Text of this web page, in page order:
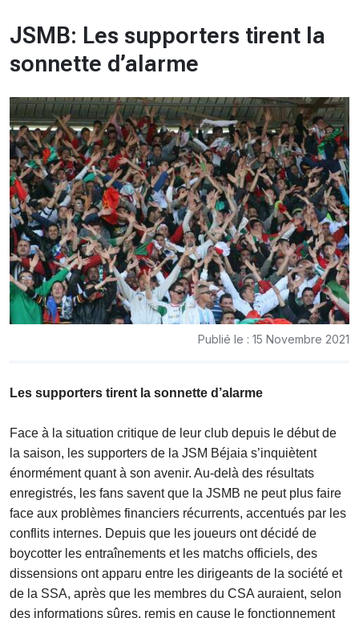
JSMB: Les supporters tirent la
sonnette d’alarme
Publié le : 15 Novembre 2021
Les supporters tirent la sonnette d’alarme
Face à la situation critique de leur club depuis le début de
la saison, les supporters de la JSM Béjaia s’inquiètent
énormément quant à son avenir. Au-delà des résultats
enregistrés, les fans savent que la JSMB ne peut plus faire
face aux problèmes financiers récurrents, accentués par les
conflits internes. Depuis que les joueurs ont décidé de
boycotter les entraînements et les matchs officiels, des
dissensions ont apparu entre les dirigeants de la société et
de la SSA, après que les membres du CSA auraient, selon
des informations sûres, remis en cause le fonctionnement